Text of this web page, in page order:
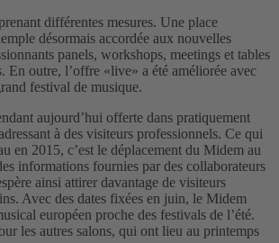
différentes mesures. Une place
désormais accordée aux nouvelles
panels, workshops, meetings et tables
En outre, l’offre «live» a été améliorée avec
festival de musique.
aujourd’hui offerte dans pratiquement
à des visiteurs professionnels. Ce qui
en 2015, c’est le déplacement du Midem au
informations fournies par des collaborateurs
ainsi attirer davantage de visiteurs
Avec des dates fixées en juin, le Midem
européen proche des festivals de l’été.
les autres salons, qui ont lieu au printemps